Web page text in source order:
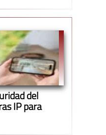
del
IP para